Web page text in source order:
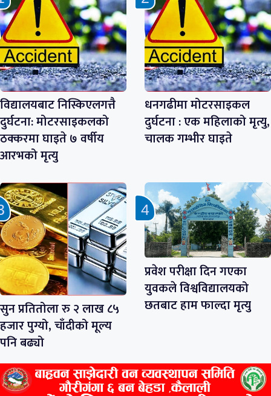
विद्यालयबाट निस्किएलगत्तै
दुर्घटना: मोटरसाइकलको
ठक्करमा घाइते ७ वर्षीय
आरभको मृत्यु
धनगढीमा मोटरसाइकल
दुर्घटना : एक महिलाको मृत्यु,
चालक गम्भीर घाइते
सुन प्रतितोला रु २ लाख ८५
हजार पुग्यो, चाँदीको मूल्य
पनि बढ्यो
प्रवेश परीक्षा दिन गएका
युवकले विश्वविद्यालयको
छतबाट हाम फाल्दा मृत्यु